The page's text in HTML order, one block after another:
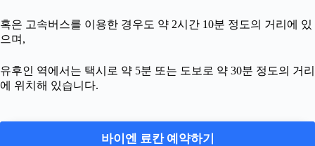
혹은 고속버스를 이용한 경우도 약 2시간 10분 정도의 거리에 있
으며,
유후인 역에서는 택시로 약 5분 또는 도보로 약 30분 정도의 거리
에 위치해 있습니다.
바이엔 료칸 예약하기